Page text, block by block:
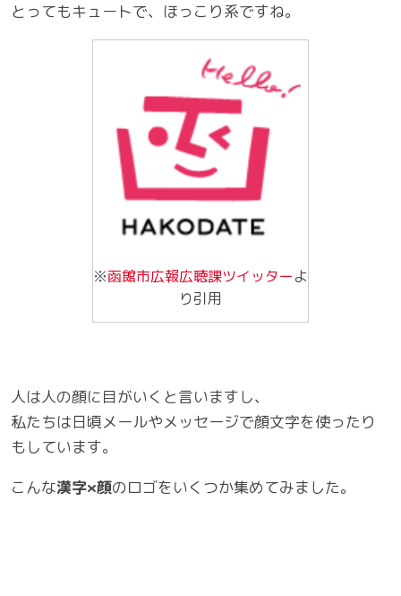
とってもキュートで、ほっこり系ですね。
※函館市広報広聴課ツイッターよ
り引用
人は人の顔に目がいくと言いますし、
私たちは日頃メールやメッセージで顔文字を使ったり
もしています。
こんな漢字×顔のロゴをいくつか集めてみました。